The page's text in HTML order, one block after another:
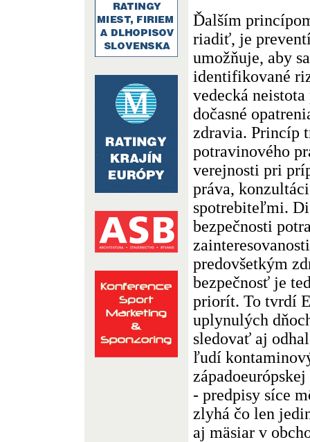
Ďalším
riadiť, je
umožňuje, aby
identifikované
vedecká
dočasné
zdravia. Princíp
potravinového
verejnosti pri
práva,
spotrebiteľmi.
bezpečnosti
predovšetkým
bezpečnosť je
priorít. To tvrdí
uplynulých
sledovať aj
ľudí
- predpisy síce
zlyhá čo len
aj mäsiar v